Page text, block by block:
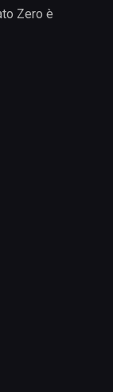
Zero è